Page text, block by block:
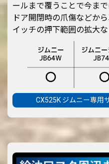
ールまで覆うことで今ま
ドア開閉時の爪傷などか
イッチの押下範囲の拡大な
CX525K ジムニー専用